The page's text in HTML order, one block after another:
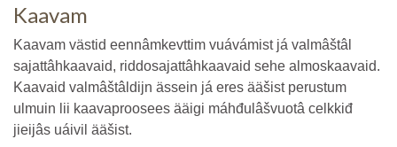
Kaavam
Kaavam västid eennâmkevttim vuávámist já valmâštâl
sajattâhkaavaid, riddosajattâhkaavaid sehe almoskaavaid.
Kaavaid valmâštâldijn ässein já eres ääšist perustum
ulmuin lii kaavaproosees ääigi máhđulâšvuotâ celkkiđ
jieijâs uáivil ääšist.